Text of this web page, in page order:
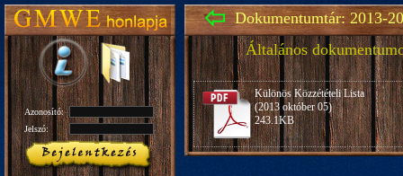
Azonosító:
Jelszó:
Dokumentumtár: 2013-
Általános
Különös Közzétételi Lista
(2013 október 05)
243.1KB